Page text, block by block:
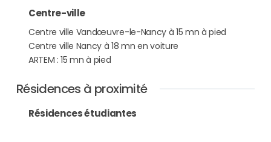
Centre-ville
Centre ville Vandœuvre-le-Nancy à 15 mn à pied
Centre ville Nancy à 18 mn en voiture
ARTEM : 15 mn à pied
Résidences à proximité
Résidences étudiantes